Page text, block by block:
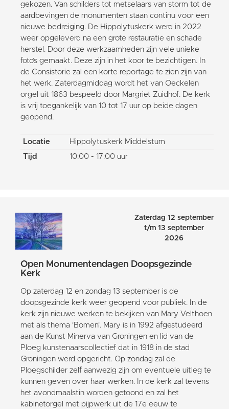
gekozen. Van schilders tot metselaars van storm tot de
aardbevingen de monumenten staan continu voor een
nieuwe bedreiging. De Hippolytuskerk werd in 2022
weer opgeleverd na een grote restauratie en schade
herstel. Door deze werkzaamheden zijn vele unieke
foto’s gemaakt. Deze zijn in het koor te bezichtigen. In
de Consistorie zal een korte reportage te zien zijn van
het werk. Zaterdagmiddag wordt het van Oeckelen
orgel uit 1863 bespeeld door Margriet Zuidhof. De kerk
is vrij toegankelijk van 10 tot 17 uur op beide dagen
geopend.
Locatie
Hippolytuskerk Middelstum
Tijd
10:00 - 17:00 uur
Zaterdag 12 september
t/m 13 september
2026
Open Monumentendagen Doopsgezinde
Kerk
Op zaterdag 12 en zondag 13 september is de
doopsgezinde kerk weer geopend voor publiek. In de
kerk zijn nieuwe werken te bekijken van Mary Velthoen
met als thema 'Bomen'. Mary is in 1992 afgestudeerd
aan de Kunst Minerva van Groningen en lid van de
Ploeg kunstenaarscollectief dat in 1918 in de stad
Groningen werd opgericht. Op zondag zal de
Ploegschilder zelf aanwezig zijn om eventuele uitleg te
kunnen geven over haar werken. In de kerk zal tevens
het avondmaalstin worden getoond en zal het
kabinetorgel met pijpwerk uit de 17e eeuw te